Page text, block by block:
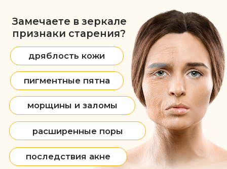
Процедура безопасно и комфортно
устраняет признаки старения, возвращая
коже гладкость, ровный тон и молодое
сияние всего за несколько сеансов без
инъекций и болезненных вмешательств.
Как работает
Stellar M22 IPL ?